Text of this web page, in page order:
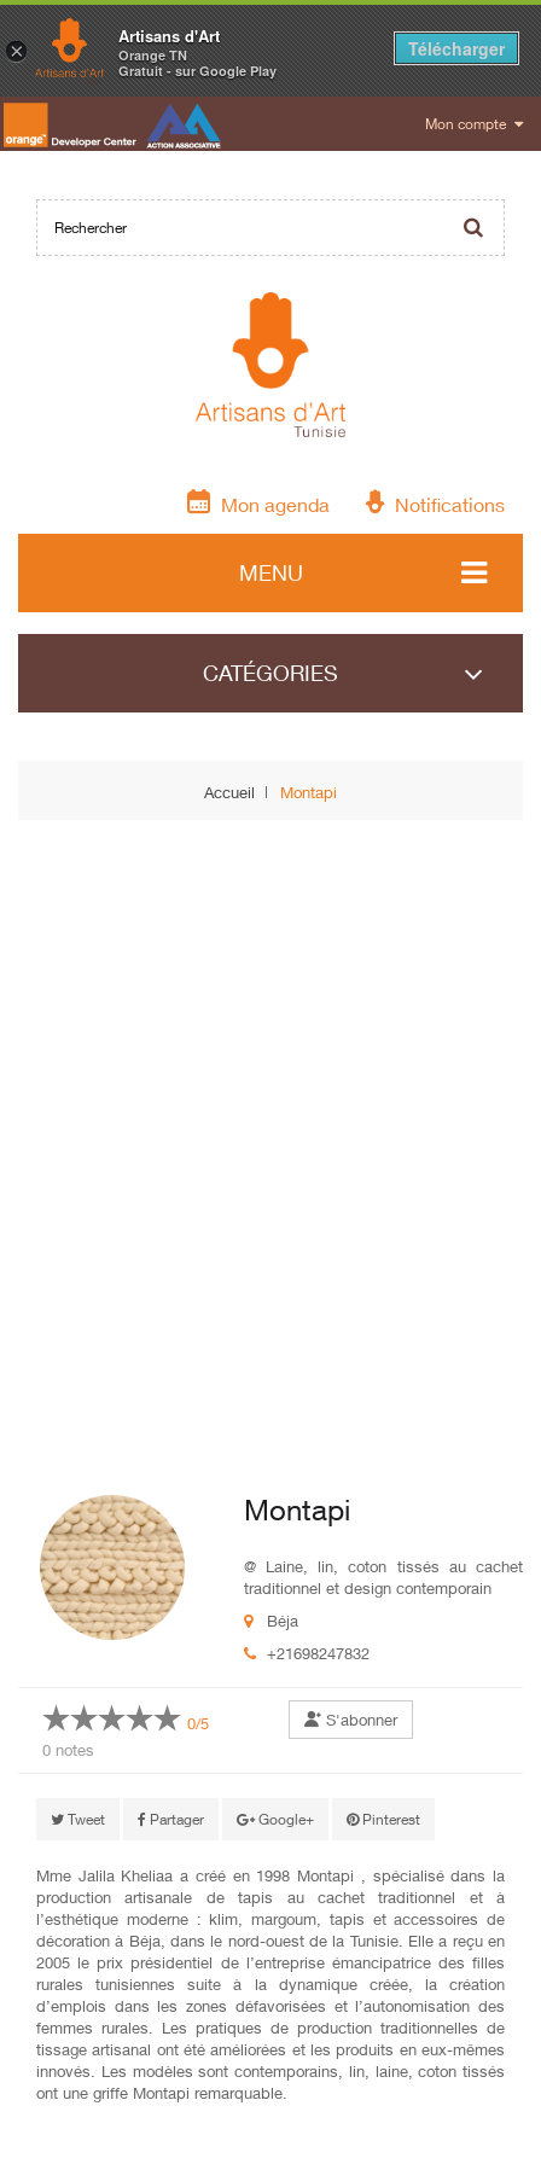
Mon compte
Mon agenda Notifications
MENU
CATÉGORIES
Accueil Montapi
Montapi
@ Laine, lin, coton tissés au cachet
traditionnel et design contemporain
Béja
+21698247832
0/5
S'abonner
0 notes
Tweet Partager Google+ Pinterest
Mme Jalila Kheliaa a créé en 1998 Montapi , spécialisé dans la
production artisanale de tapis au cachet traditionnel et à
l’esthétique moderne : klim, margoum, tapis et accessoires de
décoration à Béja, dans le nord-ouest de la Tunisie. Elle a reçu en
2005 le prix présidentiel de l’entreprise émancipatrice des filles
rurales tunisiennes suite à la dynamique créée, la création
d’emplois dans les zones défavorisées et l’autonomisation des
femmes rurales. Les pratiques de production traditionnelles de
tissage artisanal ont été améliorées et les produits en eux-mêmes
innovés. Les modèles sont contemporains, lin, laine, coton tissés
ont une griffe Montapi remarquable.
×
Artisans d'Art
Orange TN
Gratuit - sur Google Play
Télécharger